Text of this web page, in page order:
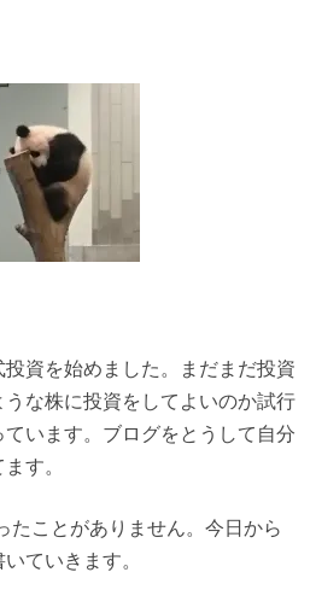
資を始めました。まだまだ投資
な株に投資をしてよいのか試行
います。ブログをとうして自分
す。
たことがありません。今日から
ていきます。